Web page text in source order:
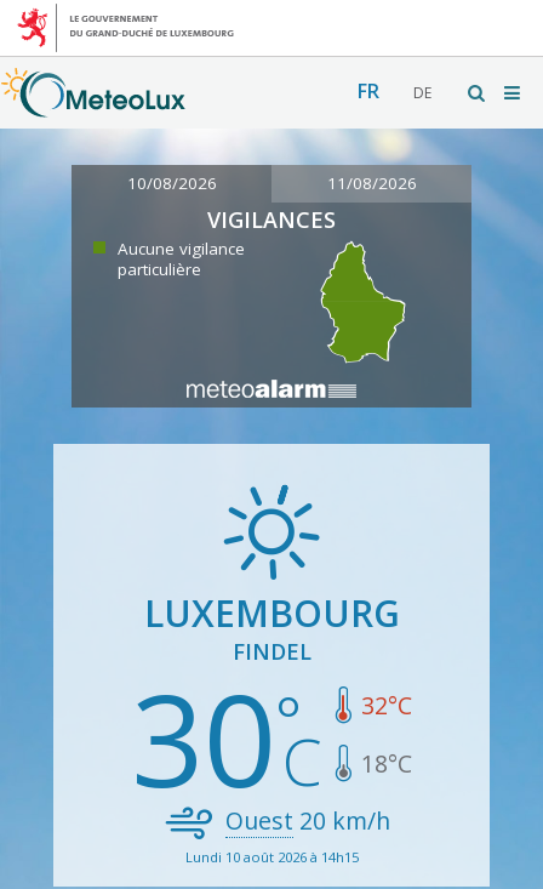
FR DE
10/08/2026 11/08/2026
VIGILANCES
Aucune vigilance
particulière
LUXEMBOURG
FINDEL
30 32°C
18°C
Ouest 20 km/h
Lundi 10 août 2026 à 14h15